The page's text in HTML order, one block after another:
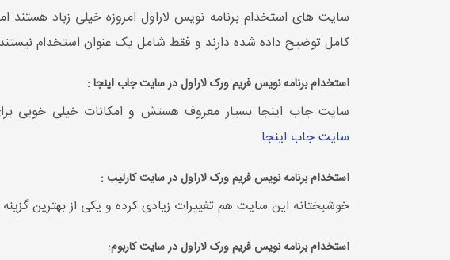
سایت های استخدام برنامه نویس لاراول امروزه خیلی زباد
کامل توضیح داده شده دارند و فقط شامل یک عنوان استخدام
استخدام برنامه نویس فریم ورک لاراول در سایت جاب اینجا :
سایت جاب اینجا بسیار معروف هستش و امکانات خیلی خوبی
سایت جاب اینجا
استخدام برنامه نویس فریم ورک لاراول در سایت کارلیب :
خوشبختانه این سایت هم تغییرات زیادی کرده و یکی از بهترین
استخدام برنامه نویس فریم ورک لاراول در سایت کاربوم: